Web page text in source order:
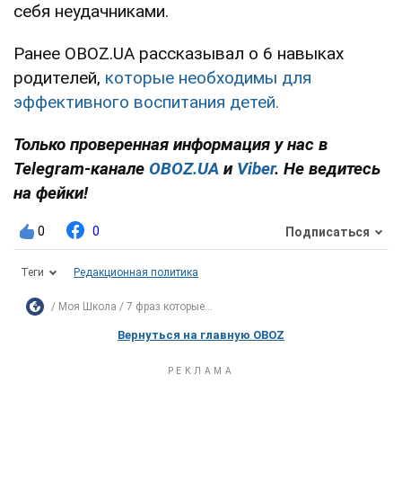
себя неудачниками.
Ранее OBOZ.UA рассказывал о 6 навыках
родителей, которые необходимы для
эффективного воспитания детей.
Только проверенная информация у нас в
Telegram-канале OBOZ.UA и Viber. Не ведитесь
на фейки!
0 0 Подписаться
Теги Редакционная политика
Моя Школа 7 фраз которые...
Вернуться на главную OBOZ